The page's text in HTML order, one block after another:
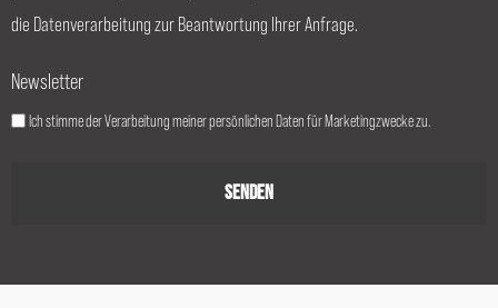
die Datenverarbeitung zur Beantwortung Ihrer Anfrage.
Newsletter
Ich stimme der Verarbeitung meiner persönlichen Daten für Marketingzwecke zu.